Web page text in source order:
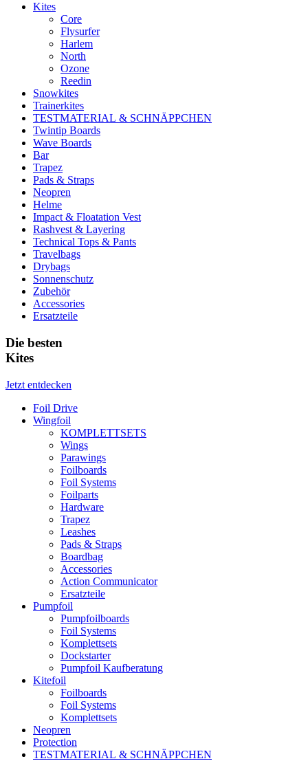
Kites
Core
Flysurfer
Harlem
North
Ozone
Reedin
Snowkites
Trainerkites
TESTMATERIAL & SCHNÄPPCHEN
Twintip Boards
Wave Boards
Bar
Trapez
Pads & Straps
Neopren
Helme
Impact & Floatation Vest
Rashvest & Layering
Technical Tops & Pants
Travelbags
Drybags
Sonnenschutz
Zubehör
Accessories
Ersatzteile
Die besten
Kites
Jetzt entdecken
Foil Drive
Wingfoil
KOMPLETTSETS
Wings
Parawings
Foilboards
Foil Systems
Foilparts
Hardware
Trapez
Leashes
Pads & Straps
Boardbag
Accessories
Action Communicator
Ersatzteile
Pumpfoil
Pumpfoilboards
Foil Systems
Komplettsets
Dockstarter
Pumpfoil Kaufberatung
Kitefoil
Foilboards
Foil Systems
Komplettsets
Neopren
Protection
TESTMATERIAL & SCHNÄPPCHEN